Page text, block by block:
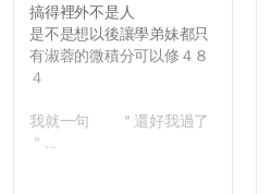
搞得裡外不是人
是不是想以後讓學弟妹都只
有淑蓉的微積分可以修４８
４
我就一句 ＂還好我過了
＂...